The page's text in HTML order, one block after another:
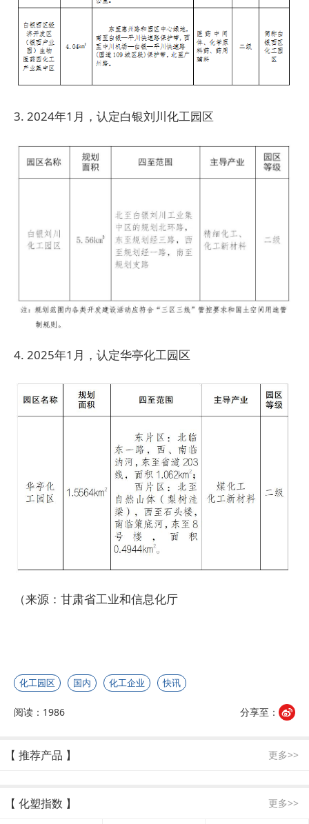
3. 2024年1月，认定白银刘川化工园区
4. 2025年1月，认定华亭化工园区
（来源：甘肃省工业和信息化厅
化工园区 国内 化工企业 快讯
阅读：1986 分享至：
【 推荐产品 】 更多>>
【 化塑指数 】 更多>>